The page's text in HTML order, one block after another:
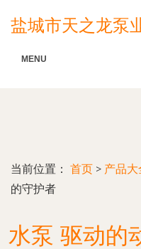
盐城市天之龙泵
MENU
当前位置： 首页 > 产品大
的守护者
水泵 驱动的